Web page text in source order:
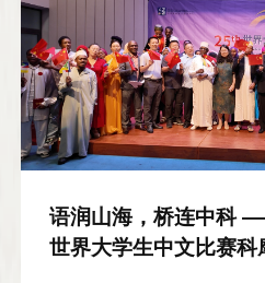
语润山海，桥连中科
世界大学生中文比赛科